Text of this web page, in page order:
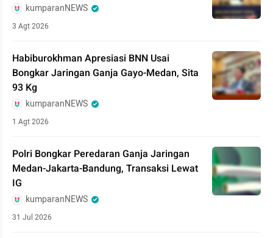
kumparanNEWS
3 Agt 2026
Habiburokhman Apresiasi BNN Usai
Bongkar Jaringan Ganja Gayo-Medan, Sita
93 Kg
kumparanNEWS
1 Agt 2026
Polri Bongkar Peredaran Ganja Jaringan
Medan-Jakarta-Bandung, Transaksi Lewat
IG
kumparanNEWS
31 Jul 2026